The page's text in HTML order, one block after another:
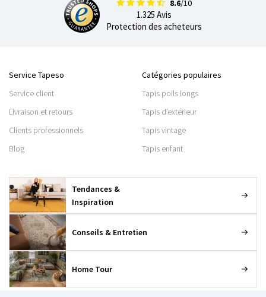
8.6/10
1.325 Avis
Protection des acheteurs
Service Tapeso
Service client
Livraison et retours
Clients professionnels
Blog
Catégories populaires
Tapis poils longs
Tapis d’extérieur
Tapis vintage
Tapis enfant
Tendances &
Inspiration
Conseils & Entretien
Home Tour